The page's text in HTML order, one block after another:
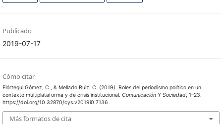
Publicado
2019-07-17
Cómo citar
Elórtegui Gómez, C., & Mellado Ruiz, C. (2019). Roles del periodismo político en un
contexto multiplataforma y de crisis institucional. Comunicación Y Sociedad, 1–23.
https://doi.org/10.32870/cys.v2019i0.7136
Más formatos de cita